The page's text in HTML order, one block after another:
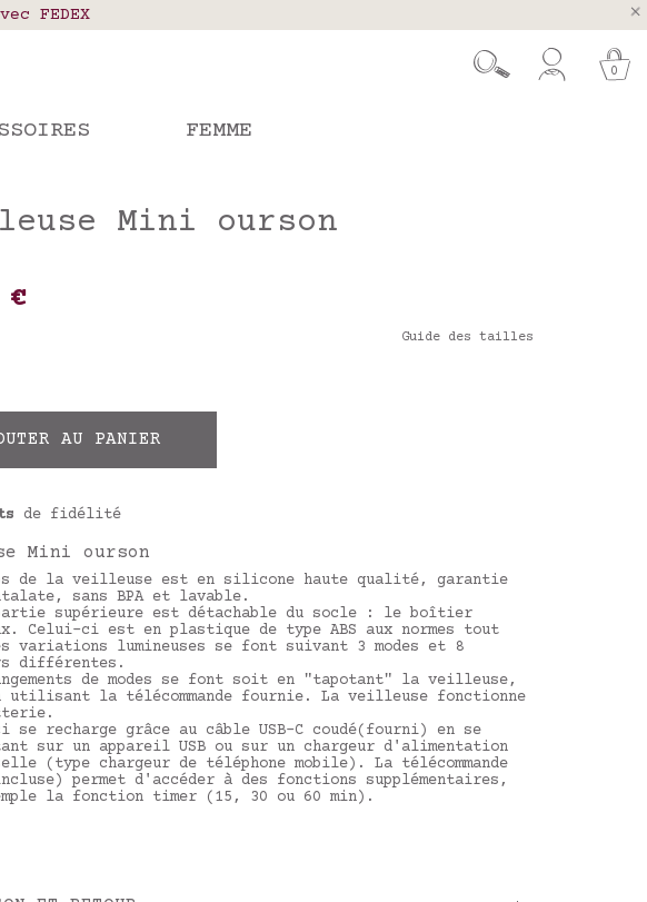
!
expédiées le 26 août
FEDEXPortugal et Espagne
0
FEMME
Mini ourson
€
Guide des tailles
AU PANIER
de fidélité
Mini ourson
de la veilleuse est en silicone haute qualité, garantie
sans BPA et lavable.
supérieure est détachable du socle : le boîtier
Celui-ci est en plastique de type ABS aux normes tout
variations lumineuses se font suivant 3 modes et 8
différentes.
de modes se font soit en "tapotant" la veilleuse,
utilisant la télécommande fournie. La veilleuse fonctionne
se recharge grâce au câble USB-C coudé(fourni) en se
sur un appareil USB ou sur un chargeur d'alimentation
(type chargeur de téléphone mobile). La télécommande
permet d'accéder à des fonctions supplémentaires,
la fonction timer (15, 30 ou 60 min).